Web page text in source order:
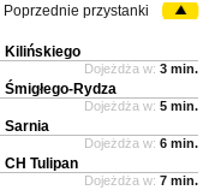
Poprzednie przystanki
Kilińskiego
Dojeżdża w: 3 min.
Śmigłego-Rydza
Dojeżdża w: 5 min.
Sarnia
Dojeżdża w: 6 min.
CH Tulipan
Dojeżdża w: 7 min.